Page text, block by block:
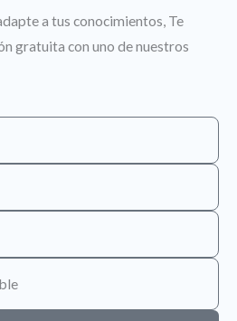
a tus conocimientos, Te
gratuita con uno de nuestros